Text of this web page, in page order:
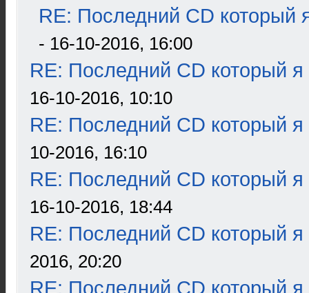
RE: Последний CD который
- 16-10-2016, 16:00
RE: Последний CD который я
16-10-2016, 10:10
RE: Последний CD который я
10-2016, 16:10
RE: Последний CD который я
16-10-2016, 18:44
RE: Последний CD который я
2016, 20:20
RE: Последний CD который я